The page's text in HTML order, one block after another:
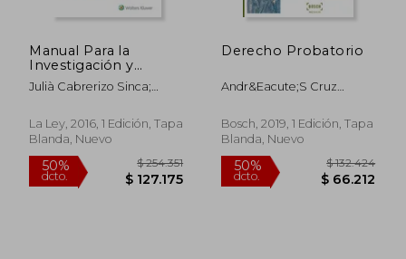
Manual Para la
Investigación y
Reconstrucción de las
Causas de Accidentes
Julià Cabrerizo Sinca;
La Ley, 2016, 1 Edición, Tapa
Blanda, Nuevo
Derecho Probatorio
Andr&Eacute;S Cruz
Bosch, 2019, 1 Edición, Tapa
Blanda, Nuevo